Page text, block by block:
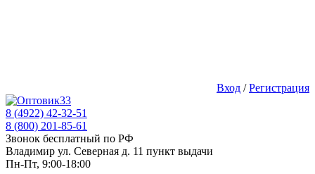
Вход /Регистрация
8 (4922) 42-32-51
8 (800) 201-85-61
Звонок бесплатный по РФ
Владимир ул. Северная д. 11 пункт выдачи
Пн-Пт, 9:00-18:00